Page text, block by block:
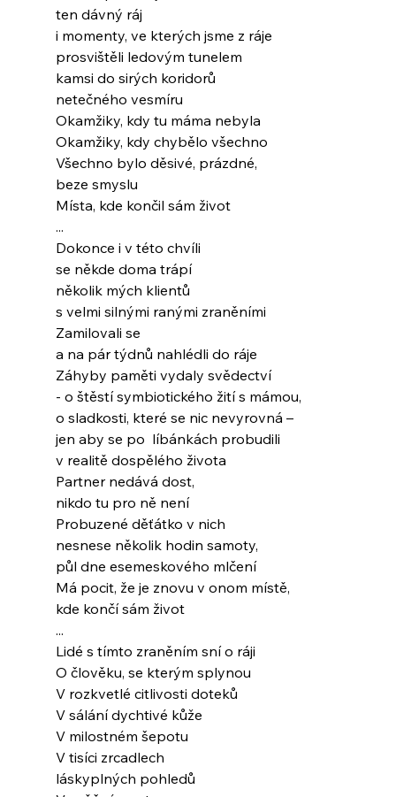
ten dávný ráj
i momenty, ve kterých jsme z ráje
prosvištěli ledovým tunelem
kamsi do sirých koridorů
netečného vesmíru
Okamžiky, kdy tu máma nebyla
Okamžiky, kdy chybělo všechno
Všechno bylo děsivé, prázdné,
beze smyslu
Místa, kde končil sám život
...
Dokonce i v této chvíli
se někde doma trápí
několik mých klientů
s velmi silnými ranými zraněními
Zamilovali se
a na pár týdnů nahlédli do ráje
Záhyby paměti vydaly svědectví
- o štěstí symbiotického žití s mámou,
o sladkosti, které se nic nevyrovná –
jen aby se po  líbánkách probudili
v realitě dospělého života
Partner nedává dost,
nikdo tu pro ně není
Probuzené děťátko v nich
nesnese několik hodin samoty,
půl dne esemeskového mlčení
Má pocit, že je znovu v onom místě,
kde končí sám život
...
Lidé s tímto zraněním sní o ráji
O člověku, se kterým splynou
V rozkvetlé citlivosti doteků
V sálání dychtivé kůže
V milostném šepotu
V tisíci zrcadlech
láskyplných pohledů